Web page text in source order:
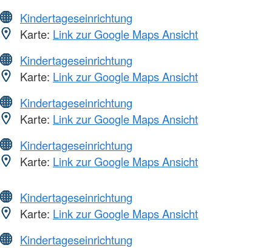
Kindertageseinrichtung
Karte: Link zur Google Maps Ansicht
Kindertageseinrichtung
Karte: Link zur Google Maps Ansicht
Kindertageseinrichtung
Karte: Link zur Google Maps Ansicht
Kindertageseinrichtung
Karte: Link zur Google Maps Ansicht
Kindertageseinrichtung
Karte: Link zur Google Maps Ansicht
Kindertageseinrichtung